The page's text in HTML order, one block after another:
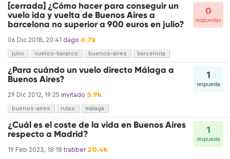
0
respuestas
[cerrada] ¿Cómo hacer para conseguir un
vuelo ida y vuelta de Buenos Aires a
barcelona no superior a 900 euros en julio?
06 Dic 2018, 20:41 dago 6.7k
julio vuelos-baratos buenos-aires barcelona
1
respuesta
¿Para cuándo un vuelo directo Málaga a
Buenos Aires?
29 Dic 2012, 19:25 invitado 5.9k
buenos-aires rutas málaga
1
respuesta
¿Cuál es el coste de la vida en Buenos Aires
respecto a Madrid?
19 Feb 2023, 18:18 trabber 20.4k